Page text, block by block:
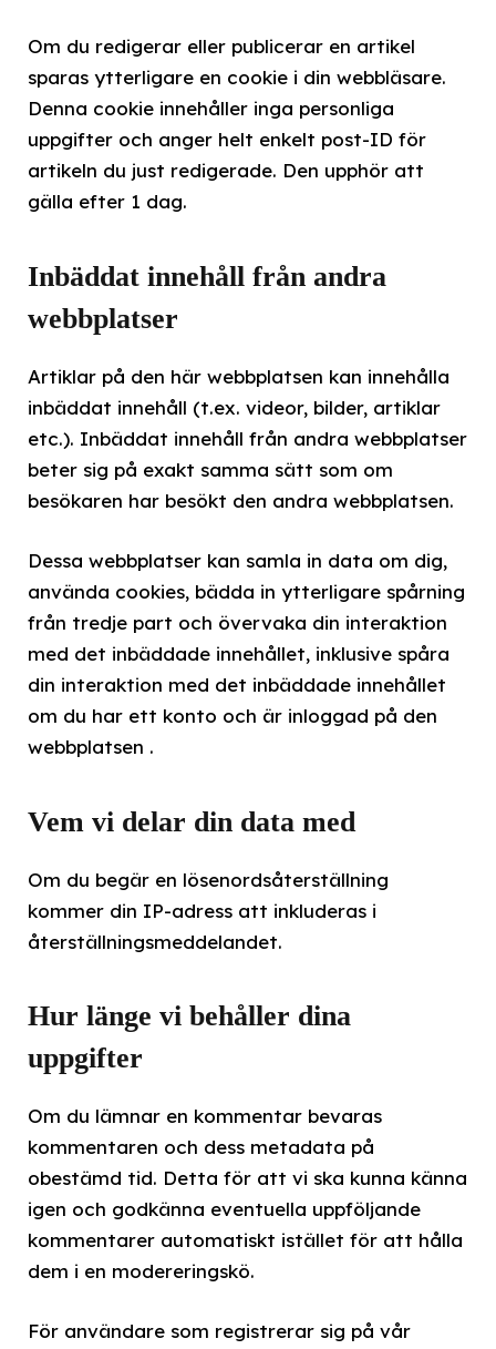
Om du redigerar eller publicerar en artikel
sparas ytterligare en cookie i din webbläsare.
Denna cookie innehåller inga personliga
uppgifter och anger helt enkelt post-ID för
artikeln du just redigerade. Den upphör att
gälla efter 1 dag.
Inbäddat innehåll från andra
webbplatser
Artiklar på den här webbplatsen kan innehålla
inbäddat innehåll (t.ex. videor, bilder, artiklar
etc.). Inbäddat innehåll från andra webbplatser
beter sig på exakt samma sätt som om
besökaren har besökt den andra webbplatsen.
Dessa webbplatser kan samla in data om dig,
använda cookies, bädda in ytterligare spårning
från tredje part och övervaka din interaktion
med det inbäddade innehållet, inklusive spåra
din interaktion med det inbäddade innehållet
om du har ett konto och är inloggad på den
webbplatsen .
Vem vi delar din data med
Om du begär en lösenordsåterställning
kommer din IP-adress att inkluderas i
återställningsmeddelandet.
Hur länge vi behåller dina
uppgifter
Om du lämnar en kommentar bevaras
kommentaren och dess metadata på
obestämd tid. Detta för att vi ska kunna känna
igen och godkänna eventuella uppföljande
kommentarer automatiskt istället för att hålla
dem i en modereringskö.
För användare som registrerar sig på vår